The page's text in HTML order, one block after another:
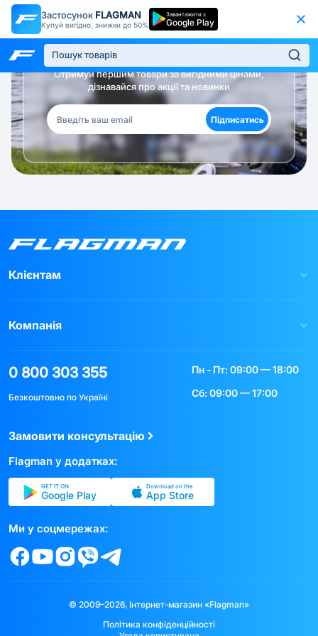
Застосунок FLAGMAN
Купуй вигідно, знижки до 50%
Завантажити з
Google Play
Будь в курсі!
Отримуй першим товари за вигідними цінами,
дізнавайся про акції та новинки
Підписатись
Клієнтам
Компанія
0 800 303 355
Безкоштовно по Україні
Пн - Пт: 09:00 — 18:00
Сб: 09:00 — 17:00
Замовити консультацію
Flagman у додатках:
GET IT ON
Google Play
Download on the
App Store
Ми у соцмережах:
© 2009–2026, Інтернет-магазин «Flagman»
Політика конфіденційності